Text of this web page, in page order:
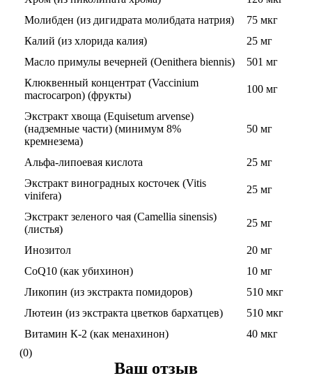
Ремни и перчатки
Шейкеры и бутылки
Прочее
Подарочные сертификаты
Фитнес резинки
Полезные продукты
Снеки и шоколад
Распродажа!
Молибден (из дигидрата молибдата натрия)
75 мкг
Калий (из хлорида калия)
25 мг
Масло примулы вечерней (Oenithera biennis)
501 мг
Клюквенный концентрат (Vaccinium
macrocarpon) (фрукты)
100 мг
Экстракт хвоща (Equisetum arvense)
(надземные части) (минимум 8%
кремнезема)
50 мг
Альфа-липоевая кислота
25 мг
Экстракт виноградных косточек (Vitis
vinifera)
25 мг
Экстракт зеленого чая (Camellia sinensis)
(листья)
25 мг
Инозитол
20 мг
CoQ10 (как убихинон)
10 мг
Ликопин (из экстракта помидоров)
510 мкг
Лютеин (из экстракта цветков бархатцев)
510 мкг
Витамин К-2 (как менахинон)
40 мкг
(0)
Ваш отзыв